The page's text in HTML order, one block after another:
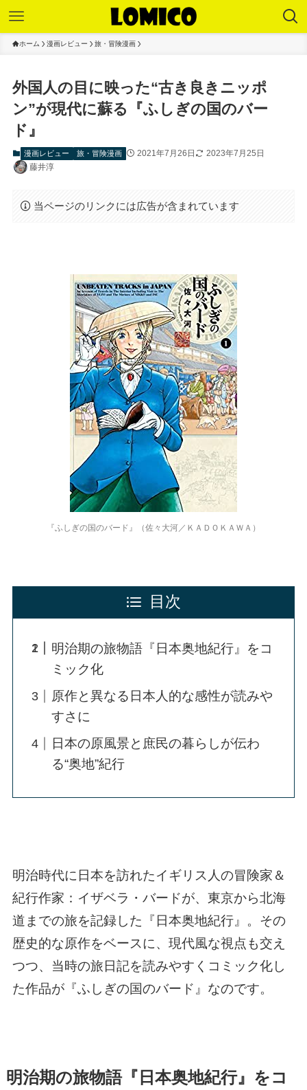
ホーム 漫画レビュー 旅・冒険漫画
外国人の目に映った“古き良きニッポ
ン”が現代に蘇る『ふしぎの国のバー
ド』
漫画レビュー 旅・冒険漫画 2021年7月26日
2023年7月25日
藤井淳
当ページのリンクには広告が含まれています
『ふしぎの国のバード』（佐々大河／ＫＡＤＯＫＡＷＡ）
目次
明治期の旅物語『日本奥地紀行』をコ
ミック化
原作と異なる日本人的な感性が読みや
すさに
日本の原風景と庶民の暮らしが伝わ
る“奥地”紀行
明治時代に日本を訪れたイギリス人の冒険家＆
紀行作家：イザベラ・バードが、東京から北海
道までの旅を記録した『日本奥地紀行』。その
歴史的な原作をベースに、現代風な視点も交え
つつ、当時の旅日記を読みやすくコミック化し
た作品が『ふしぎの国のバード』なのです。
明治期の旅物語『日本奥地紀行』をコ